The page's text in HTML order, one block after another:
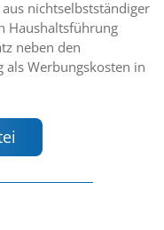
nichtselbstständiger
Haushaltsführung
neben den
Werbungskosten in